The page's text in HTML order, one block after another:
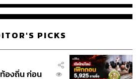
ม 25
(วันหยุดสุดสัปดาห์)
PICKS
องถิ่น ก่อน